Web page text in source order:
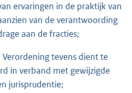
ervaringen in de praktijk van
van de verantwoording
aan de fracties;
tevens dient te
in verband met gewijzigde
jurisprudentie;